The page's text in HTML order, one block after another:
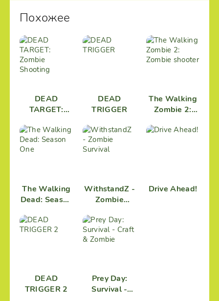
Похожее
DEAD
TARGET:
Shooting
DEAD
TRIGGER
The Walking
Zombie 2:
shooter
The Walking
Dead: Season
WithstandZ -
Zombie
Drive Ahead!
DEAD
TRIGGER 2
Prey Day:
Survival -